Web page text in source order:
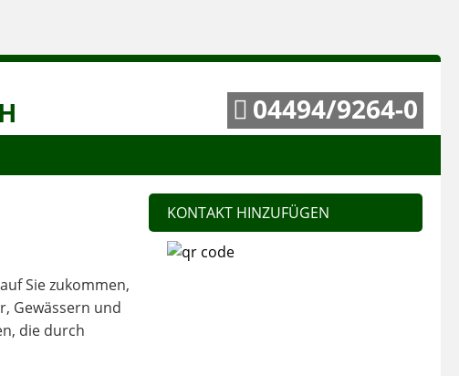
04494/9264-0
KONTAKT HINZUFÜGEN
Sie zukommen,
Gewässern und
die durch